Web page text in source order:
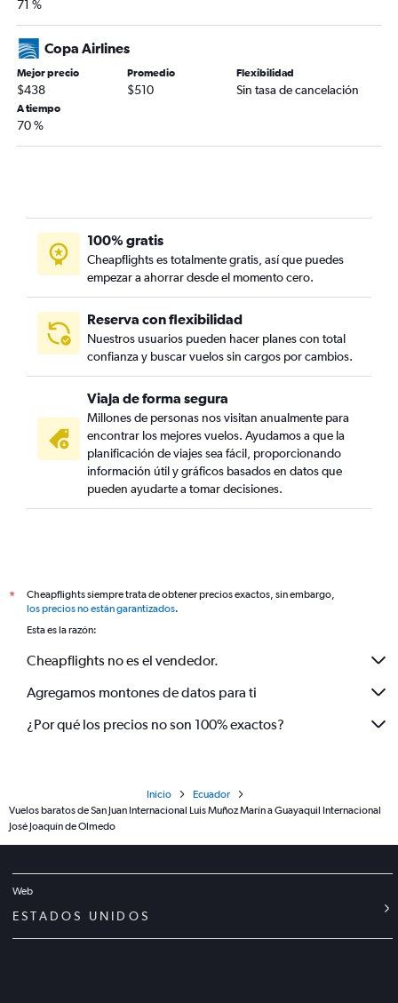
71 %
Copa Airlines
Mejor precio
$438
Promedio
$510
Flexibilidad
Sin tasa de cancelación
A tiempo
70 %
100% gratis
Cheapflights es totalmente gratis, así que puedes
empezar a ahorrar desde el momento cero.
Reserva con flexibilidad
Nuestros usuarios pueden hacer planes con total
confianza y buscar vuelos sin cargos por cambios.
Viaja de forma segura
Millones de personas nos visitan anualmente para
encontrar los mejores vuelos. Ayudamos a que la
planificación de viajes sea fácil, proporcionando
información útil y gráficos basados en datos que
pueden ayudarte a tomar decisiones.
*
Cheapflights siempre trata de obtener precios exactos, sin embargo,
los precios no están garantizados.
Esta es la razón:
Cheapflights no es el vendedor.
Agregamos montones de datos para ti
¿Por qué los precios no son 100% exactos?
Inicio
Ecuador
Vuelos baratos de San Juan Internacional Luis Muñoz Marín a Guayaquil Internacional
José Joaquín de Olmedo
Web
ESTADOS UNIDOS